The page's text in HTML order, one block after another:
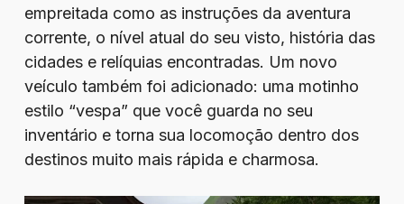
empreitada como as instruções da aventura
corrente, o nível atual do seu visto, história das
cidades e relíquias encontradas. Um novo
veículo também foi adicionado: uma motinho
estilo “vespa” que você guarda no seu
inventário e torna sua locomoção dentro dos
destinos muito mais rápida e charmosa.